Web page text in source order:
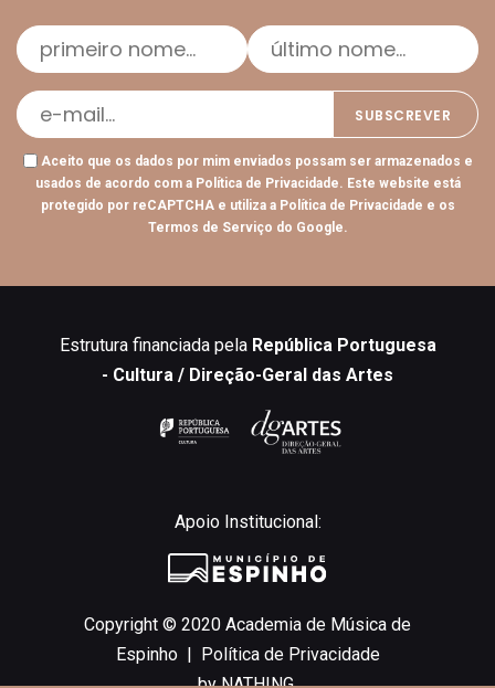
Aceito que os dados por mim enviados possam ser armazenados e
usados de acordo com a Política de Privacidade. Este website está
protegido por reCAPTCHA e utiliza a Política de Privacidade e os
Termos de Serviço do Google.
Estrutura financiada pela República Portuguesa
- Cultura / Direção-Geral das Artes
Apoio Institucional:
Copyright © 2020 Academia de Música de
Espinho | Política de Privacidade